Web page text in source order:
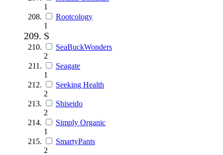
1
Rootcology
1
S
SeaBuckWonders
2
Seagate
1
Seeking Health
2
Shiseido
2
Simply Organic
1
SmartyPants
2